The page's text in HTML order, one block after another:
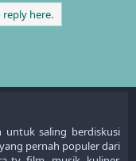
here.
untuk saling berdiskusi
pernah populer dari